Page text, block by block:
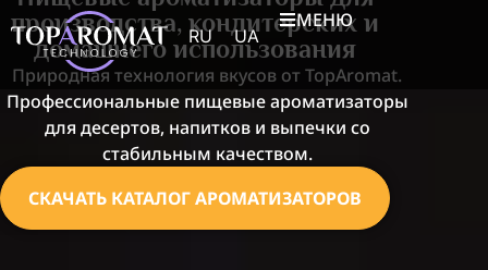
RU UA
МЕНЮ
производства, кондитерских и
домашнего использования
Природная технология вкусов от TopAromat.
Профессиональные пищевые ароматизаторы
для десертов, напитков и выпечки со
стабильным качеством.
СКАЧАТЬ КАТАЛОГ АРОМАТИЗАТОРОВ